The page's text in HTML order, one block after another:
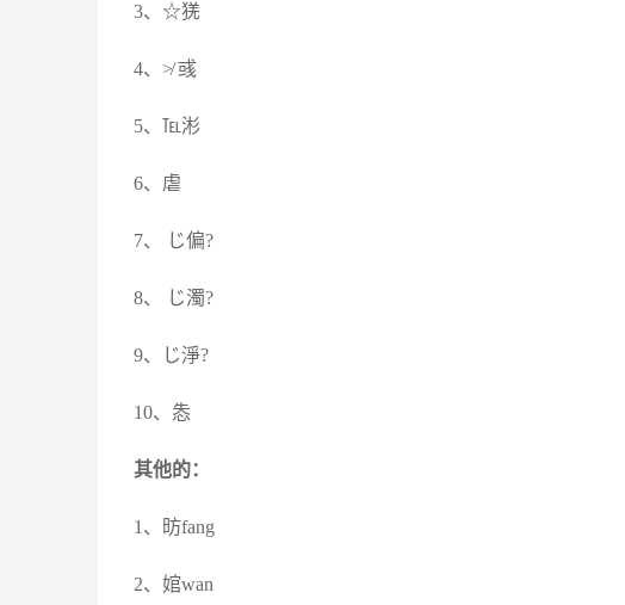
3、☆猐
4、≯ 彧
5、℡涁
6、虐
7、 じ偏?
8、 じ濁?
9、じ淨?
10、怣
其他的：
1、昉fang
2、婠wan